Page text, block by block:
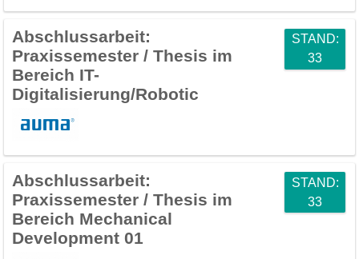
Abschlussarbeit:
Praxissemester / Thesis im
Bereich IT-
Digitalisierung/Robotic
STAND:
33
Abschlussarbeit:
Praxissemester / Thesis im
Bereich Mechanical
Development 01
STAND:
33